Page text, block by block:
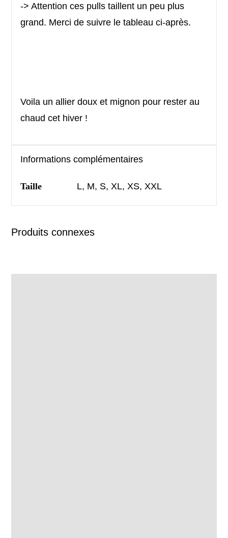
-> Attention ces pulls taillent un peu plus
grand. Merci de suivre le tableau ci-après.
Voila un allier doux et mignon pour rester au
chaud cet hiver !
Informations complémentaires
Taille L, M, S, XL, XS, XXL
Produits connexes